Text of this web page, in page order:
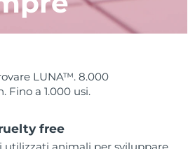
LUNA™. 8.000
Fino a 1.000 usi.
free